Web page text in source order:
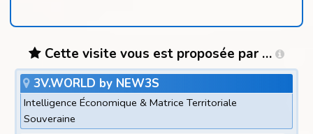
Cette visite vous est proposée par …
3V.WORLD by NEW3S
Intelligence Économique & Matrice Territoriale
Souveraine